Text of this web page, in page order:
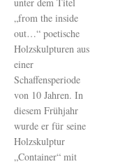
„from the inside
out…“ poetische
Holzskulpturen aus
einer
Schaffensperiode
von 10 Jahren. In
diesem Frühjahr
wurde er für seine
Holzskulptur
„Container“ mit